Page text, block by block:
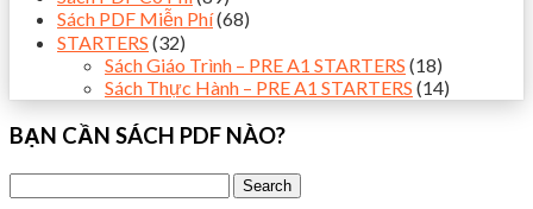
Sách PDF Miễn Phí(68)
STARTERS (32)
Sách Giáo Trình – PRE A1 STARTERS (18)
Sách Thực Hành – PRE A1 STARTERS (14)
BẠN CẦN SÁCH PDF NÀO?